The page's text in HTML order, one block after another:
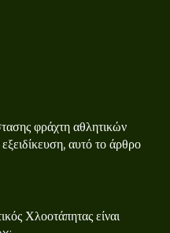
φράχτη αθλητικών
αυτό το άρθρο
Χλοοτάπητας είναι